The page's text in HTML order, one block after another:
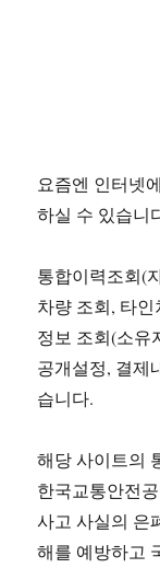
요즘엔 인터넷
하실 수 있습니
통합이력조회(
차량 조회, 타
정보 조회(소유
공개설정, 결제
습니다.
해당 사이트의
한국교통안전
사고 사실의 은
해를 예방하고